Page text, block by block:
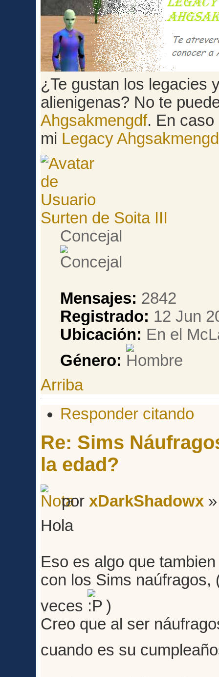
¿Te gustan los legacies
alienigenas? No te
Ahgsakmengdf. En caso
mi Legacy
Surten de Soita III
Concejal
Mensajes: 2842
Registrado: 12 Jun
Ubicación: En el
Género:
Arriba
Responder citando
Re: Sims
la edad?
porxDarkShadowx
Hola
Eso es algo que
con los Sims naúfragos,
veces
)
Creo que al ser
cuando es su